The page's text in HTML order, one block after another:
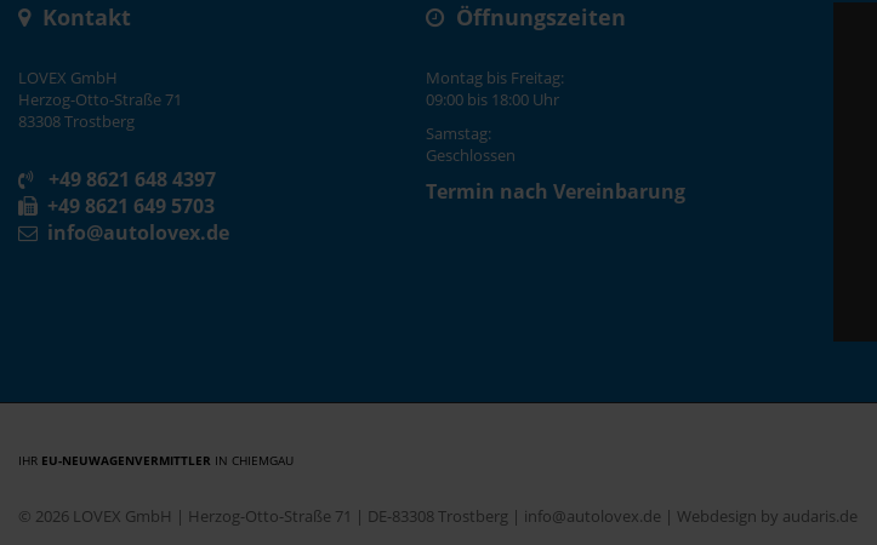
Kontakt
LOVEX GmbH
Herzog-Otto-Straße 71
83308 Trostberg
+49 8621 648 4397
+49 8621 649 5703
info@autolovex.de
Öffnungszeiten
Montag bis Freitag:
09:00 bis 18:00 Uhr
Samstag:
Geschlossen
Termin nach Vereinbarung
IHR EU-NEUWAGENVERMITTLER IN CHIEMGAU
© 2026 LOVEX GmbH | Herzog-Otto-Straße 71 | DE-83308 Trostberg | info@autolovex.de | Webdesign by audaris.de